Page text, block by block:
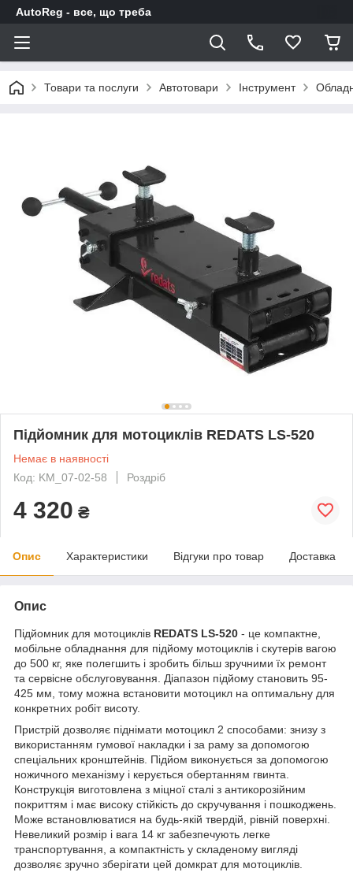
AutoReg - все, що треба
Товари та послуги Автотовари Інструмент
Підйомник для мотоциклів REDATS LS-520
Немає в наявності
Код: KM_07-02-58
Роздріб
4 320 ₴
Опис Характеристики Відгуки про товар Доставка
Опис
Підйомник для мотоциклів REDATS LS-520 - це компактне,
мобільне обладнання для підйому мотоциклів і скутерів вагою
до 500 кг, яке полегшить і зробить більш зручними їх ремонт
та сервісне обслуговування. Діапазон підйому становить 95-
425 мм, тому можна встановити мотоцикл на оптимальну для
конкретних робіт висоту.
Пристрій дозволяє піднімати мотоцикл 2 способами: знизу з
використанням гумової накладки і за раму за допомогою
спеціальних кронштейнів. Підйом виконується за допомогою
ножичного механізму і керується обертанням гвинта.
Конструкція виготовлена з міцної сталі з антикорозійним
покриттям і має високу стійкість до скручування і пошкоджень.
Може встановлюватися на будь-якій твердій, рівній поверхні.
Невеликий розмір і вага 14 кг забезпечують легке
транспортування, а компактність у складеному вигляді
дозволяє зручно зберігати цей домкрат для мотоциклів.